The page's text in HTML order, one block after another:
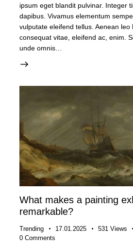
ipsum eget blandit pulvinar. Integer
dapibus. Vivamus elementum
vulputate eleifend tellus. Aenean leo
consequat vitae, eleifend ac, enim.
unde omnis…
What makes a painting
remarkable?
Trending 17.01.2025 531 Views
0 Comments